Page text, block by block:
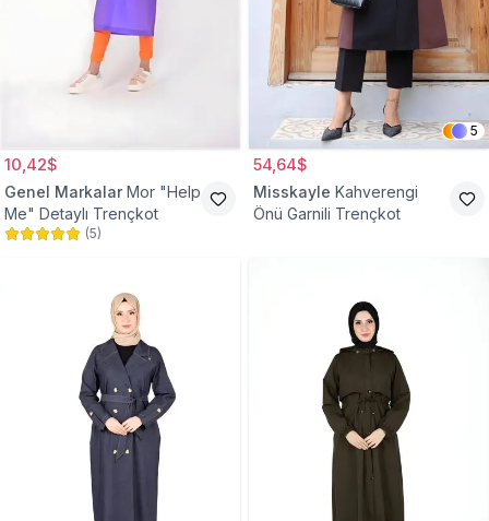
10,42$
Genel Markalar Mor "Help
Me" Detaylı Trençkot
(5)
5
54,64$
Misskayle Kahverengi
Önü Garnili Trençkot